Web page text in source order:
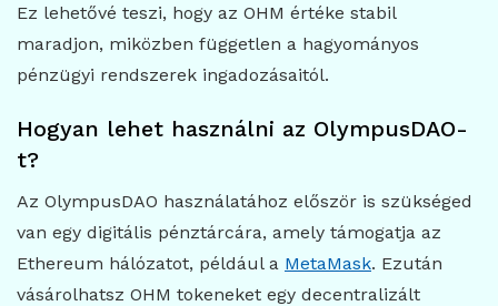
Ez lehetővé teszi, hogy az OHM értéke stabil
maradjon, miközben független a hagyományos
pénzügyi rendszerek ingadozásaitól.
Hogyan lehet használni az OlympusDAO-
t?
Az OlympusDAO használatához először is szükséged
van egy digitális pénztárcára, amely támogatja az
Ethereum hálózatot, például a MetaMask. Ezután
vásárolhatsz OHM tokeneket egy decentralizált